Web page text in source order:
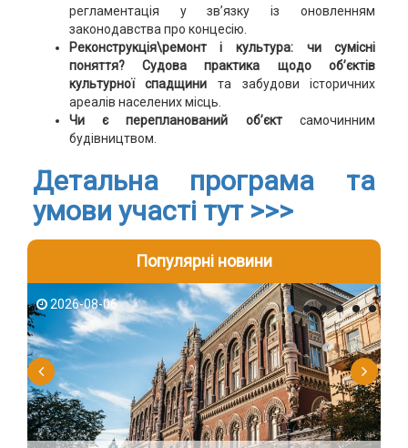
регламентація у зв’язку із оновленням
законодавства про концесію.
Реконструкція\ремонт і культура: чи сумісні
поняття? Судова практика щодо об’єктів
культурної спадщини та забудови історичних
ареалів населених місць.
Чи є перепланований об’єктсамочинним
будівництвом.
Детальна програма та
умови участі тут >>>
Популярні новини
2026-08-06